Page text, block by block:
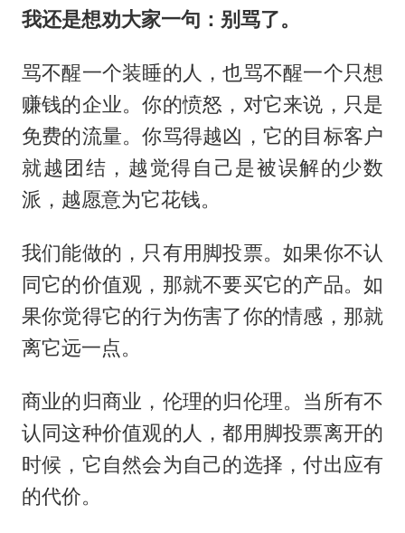
我还是想劝大家一句：别骂了。
骂不醒一个装睡的人，也骂不醒一个只想
赚钱的企业。你的愤怒，对它来说，只是
免费的流量。你骂得越凶，它的目标客户
就越团结，越觉得自己是被误解的少数
派，越愿意为它花钱。
我们能做的，只有用脚投票。如果你不认
同它的价值观，那就不要买它的产品。如
果你觉得它的行为伤害了你的情感，那就
离它远一点。
商业的归商业，伦理的归伦理。当所有不
认同这种价值观的人，都用脚投票离开的
时候，它自然会为自己的选择，付出应有
的代价。